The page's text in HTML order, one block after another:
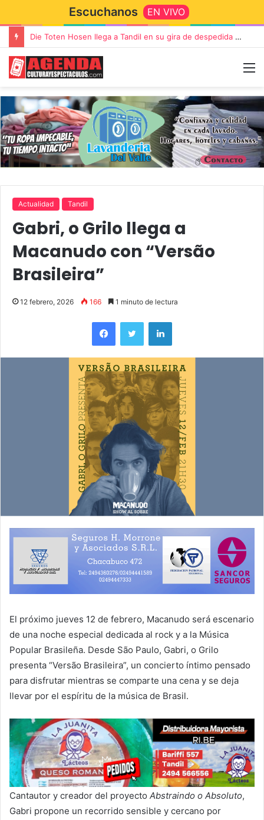
Escuchanos EN VIVO
Die Toten Hosen llega a Tandil en su gira de despedida «Fútbol, Asado, Vino y Adiós Amigos»
Actualidad Tandil
Gabri, o Grilo llega a
Macanudo con “Versão
Brasileira”
12 febrero, 2026 166 1 minuto de lectura
El próximo jueves 12 de febrero, Macanudo será escenario
de una noche especial dedicada al rock y a la Música
Popular Brasileña. Desde São Paulo, Gabri, o Grilo
presenta “Versão Brasileira”, un concierto íntimo pensado
para disfrutar mientras se comparte una cena y se deja
llevar por el espíritu de la música de Brasil.
Cantautor y creador del proyecto Abstraindo o Absoluto,
Gabri propone un recorrido sensible y cercano por